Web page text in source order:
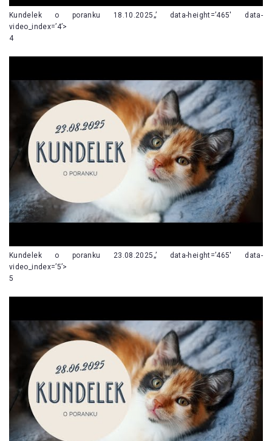
Kundelek o poranku 18.10.2025„’ data-height=’465′ data-
video_index=’4’>
4
Kundelek o poranku 23.08.2025„’ data-height=’465′ data-
video_index=’5’>
5